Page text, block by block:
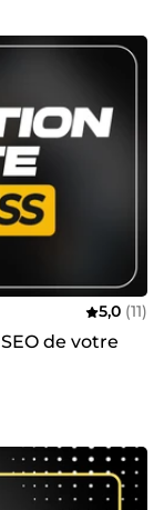
5,0 (11)
de votre